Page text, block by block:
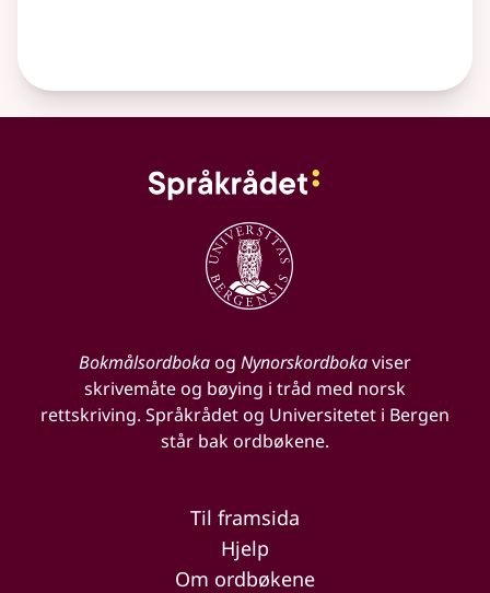
Bokmålsordbokaog Nynorskordbokaviser
skrivemåte og bøying i tråd med norsk
rettskriving. Språkrådet og Universitetet i Bergen
står bak ordbøkene.
Til framsida
Hjelp
Om ordbøkene